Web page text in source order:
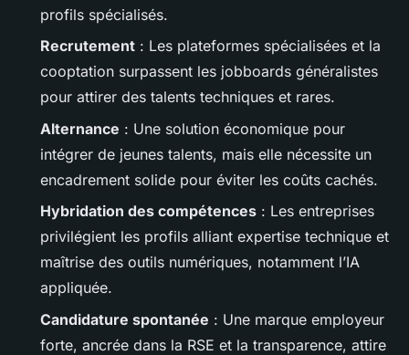
profils spécialisés.
Recrutement : Les plateformes spécialisées et la
cooptation surpassent les jobboards généralistes
pour attirer des talents techniques et rares.
Alternance : Une solution économique pour
intégrer de jeunes talents, mais elle nécessite un
encadrement solide pour éviter les coûts cachés.
Hybridation des compétences : Les entreprises
privilégient les profils alliant expertise technique et
maîtrise des outils numériques, notamment l’IA
appliquée.
Candidature spontanée : Une marque employeur
forte, ancrée dans la RSE et la transparence, attire